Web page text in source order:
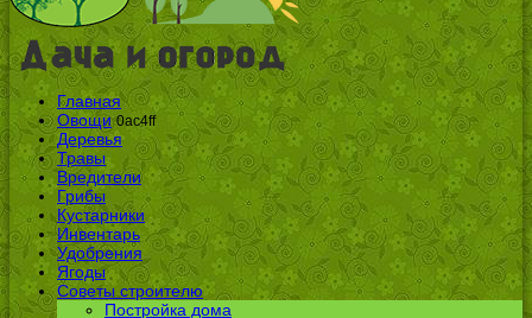
Главная
Овощи 0ac4ff
Деревья
Травы
Вредители
Грибы
Кустарники
Инвентарь
Удобрения
Ягоды
Советы строителю
Постройка дома